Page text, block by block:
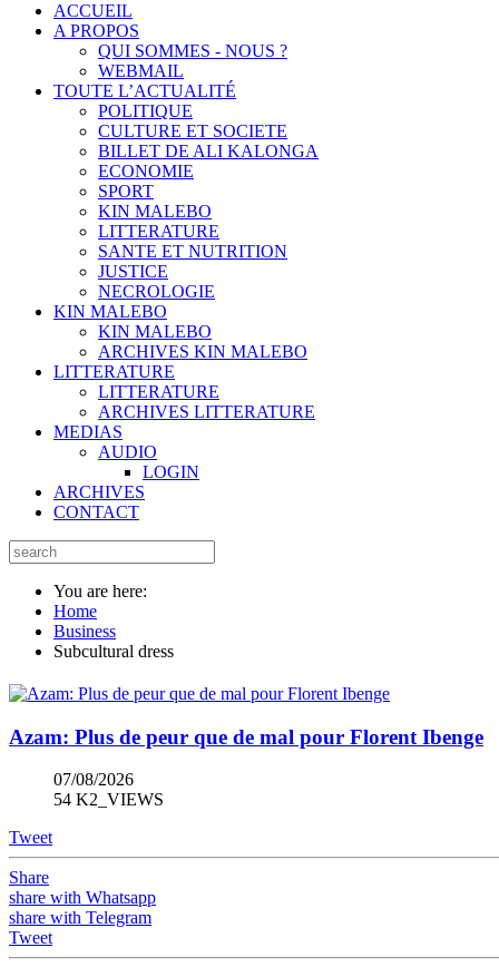
ACCUEIL
A PROPOS
QUI SOMMES - NOUS ?
WEBMAIL
TOUTE L’ACTUALITÉ
POLITIQUE
CULTURE ET SOCIETE
BILLET DE ALI KALONGA
ECONOMIE
SPORT
KIN MALEBO
LITTERATURE
SANTE ET NUTRITION
JUSTICE
NECROLOGIE
KIN MALEBO
KIN MALEBO
ARCHIVES KIN MALEBO
LITTERATURE
LITTERATURE
ARCHIVES LITTERATURE
MEDIAS
AUDIO
LOGIN
ARCHIVES
CONTACT
You are here:
Home
Business
Subcultural dress
Azam: Plus de peur que de mal pour Florent Ibenge
07/08/2026
54 K2_VIEWS
Tweet
Share
share with Whatsapp
share with Telegram
Tweet